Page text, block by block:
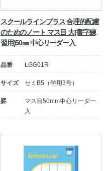
スクールラインプラス 合理的配慮
のためのノート マス目 大(書字練
習用)50㎜ 中心リーダー入
品番 LGG01R
サイズ セミB5（学用3号）
罫
マス目50mm中心リーダー
入